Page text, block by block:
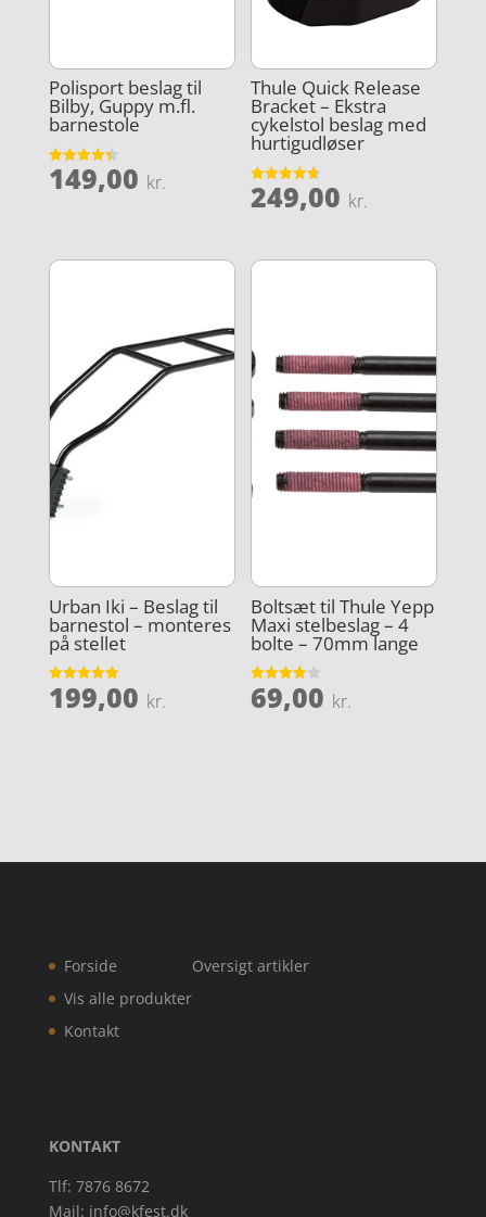
Polisport beslag til
Bilby, Guppy m.fl.
barnestole
Vurderet
4.4
149,00 kr.
Thule Quick Release
Bracket – Ekstra
cykelstol beslag med
hurtigudløser
Vurderet
4.7
249,00 kr.
Urban Iki – Beslag til
barnestol – monteres
på stellet
Vurderet
199,00 kr.
Boltsæt til Thule Yepp
Maxi stelbeslag – 4
bolte – 70mm lange
Vurderet
4.1
69,00 kr.
Forside
Vis alle produkter
Kontakt
Oversigt artikler
KONTAKT
Tlf: 7876 8672
Mail: info@kfest.dk